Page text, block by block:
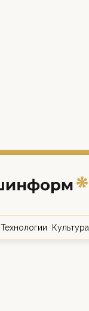
Технологии Культура